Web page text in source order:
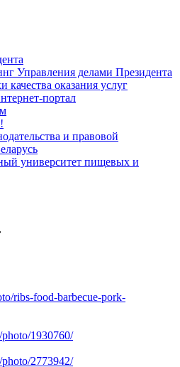
Управления делами Президента
качества оказания услуг
портал
и правовой
университет пищевых и
ribs-food-barbecue-pork-
1930760/
2773942/